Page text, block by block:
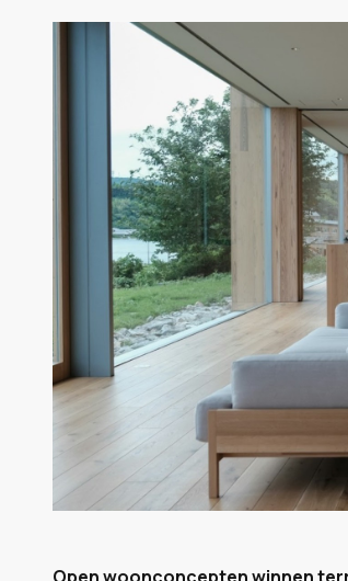
Open woonconcepten winnen